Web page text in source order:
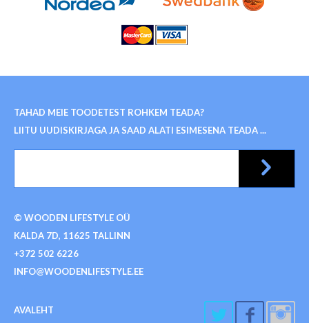
TAHAD MEIE TOODETEST ROHKEM TEADA?
LIITU UUDISKIRJAGA JA SAAD ALATI ESIMESENA TEADA ...
© WOODEN LIFESTYLE OÜ
KALDA 7D, 11625 TALLINN
+372 502 6226
INFO@WOODENLIFESTYLE.EE
AVALEHT